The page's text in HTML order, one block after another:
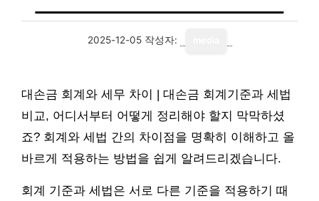
2025-12-05 작성자:
대손금 회계와 세무 차이 | 대손금 회계기준과 세법
비교, 어디서부터 어떻게 정리해야 할지 막막하셨
죠? 회계와 세법 간의 차이점을 명확히 이해하고 올
바르게 적용하는 방법을 쉽게 알려드리겠습니다.
회계 기준과 세법은 서로 다른 기준을 적용하기 때